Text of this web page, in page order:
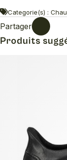
Categorie(s) :
Partager
Produits